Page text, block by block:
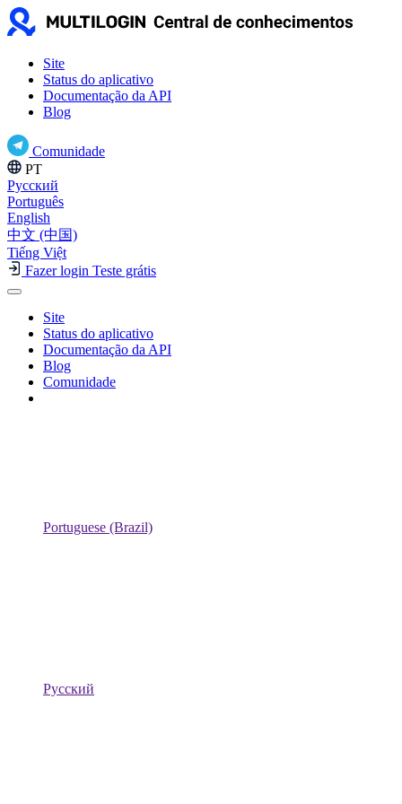
Site
Status do aplicativo
Documentação da API
Blog
Comunidade
PT
Русский
Português
English
中文 (中国)
Tiếng Việt
Fazer login Teste grátis
Site
Status do aplicativo
Documentação da API
Blog
Comunidade
Portuguese (Brazil)
Русский